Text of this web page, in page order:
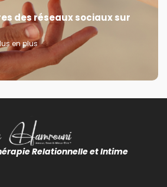
des réseaux sociaux sur
en plus
Relationnelle et Intime